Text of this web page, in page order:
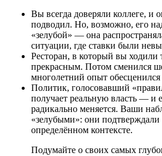
Вы всегда доверяли коллеге, и
подводил. Но, возможно, его
«зелубой» — она
ситуации, где ставки были
Ресторан, в который вы ходили
прекрасным. Потом сменился
многолетний опыт
Политик, голосовавший
получает реальную власть — и
радикально меняется. Ваши
«зелубыми»: они подтверждали
определённом контексте.
Подумайте о своих самых